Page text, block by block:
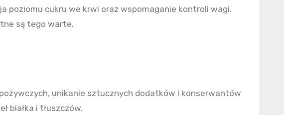
poziomu cukru we krwi oraz wspomaganie kontroli wagi.
są tego warte.
unikanie sztucznych dodatków i konserwantów
białka i tłuszczów.